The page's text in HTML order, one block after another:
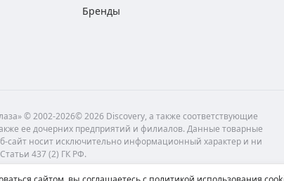
Бренды
© 2002-2026© 2026 Discovery, а также соответствующие
ее дочерних предприятий и филиалов. Данные товарные
сайт носит исключительно информационный характер и ни
437 (2) ГК РФ.